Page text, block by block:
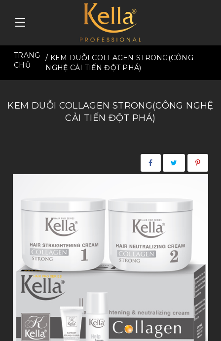
TRANG
CHỦ
/ KEM DUỖI COLLAGEN STRONG(CÔNG
NGHỆ CẢI TIẾN ĐỘT PHÁ)
KEM DUỖI COLLAGEN STRONG(CÔNG NGHỆ
CẢI TIẾN ĐỘT PHÁ)